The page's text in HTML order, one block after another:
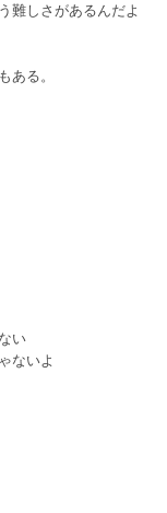
難しさがあるんだよ
る。
い
ないよ